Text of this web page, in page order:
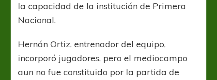
la capacidad de la institución de Primera
Nacional.
Hernán Ortiz, entrenador del equipo,
incorporó jugadores, pero el mediocampo
aun no fue constituido por la partida de